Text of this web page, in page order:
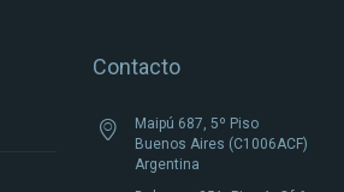
Contacto
Maipú 687, 5º Piso
Buenos Aires (C1006ACF)
Argentina